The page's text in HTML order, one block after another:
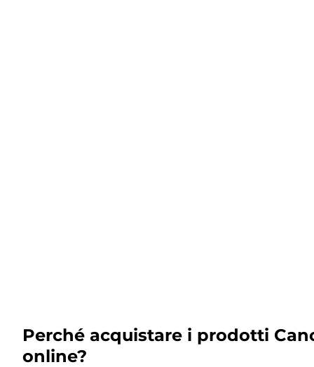
Perché acquistare i prodotti
online?